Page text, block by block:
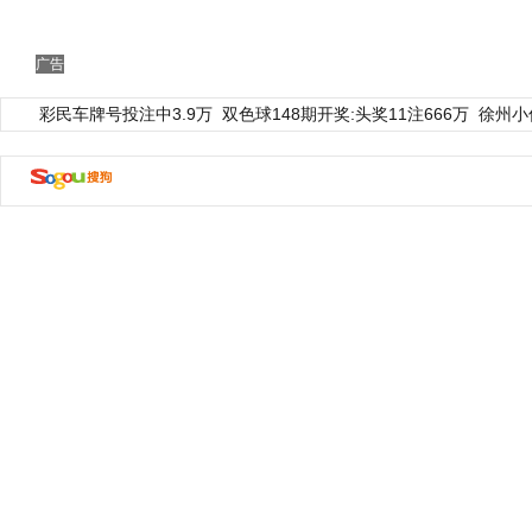
广告
彩民车牌号投注中3.9万 双色球148期开奖:头奖11注666万 徐州